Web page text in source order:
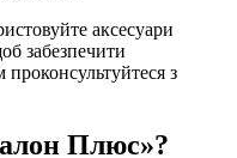
аксесуари
забезпечити
проконсультуйтеся з
Плюс»?